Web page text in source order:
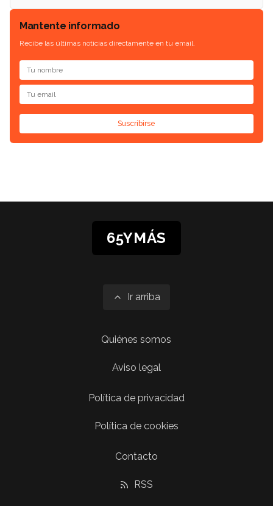
Mantente informado
Recibe las últimas noticias directamente en tu email.
Suscribirse
65YMÁS
Ir arriba
Quiénes somos
Aviso legal
Política de privacidad
Política de cookies
Contacto
RSS